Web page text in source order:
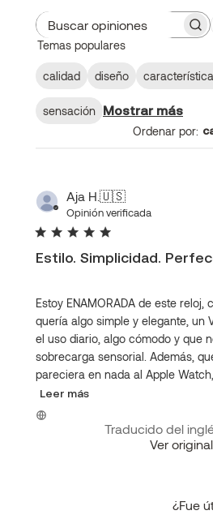
Buscar
opiniones
Temas populares
calidad diseño
sensación Mostrar más
Ordenar por:
Aja H.🇺🇸
Opinión verificada
Estilo. Simplicidad.
Estoy ENAMORADA de este reloj,
quería algo simple y elegante, un
el uso diario, algo cómodo y que
sobrecarga sensorial. Además,
pareciera en nada al Apple Watch,
Leer más
Traducido del
Ver original
¿Fue